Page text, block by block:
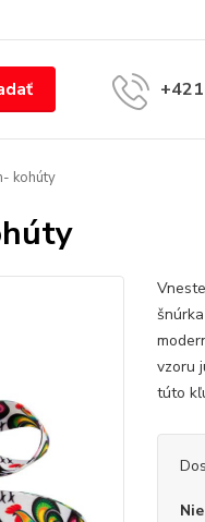
kohúty
vzoru
túto